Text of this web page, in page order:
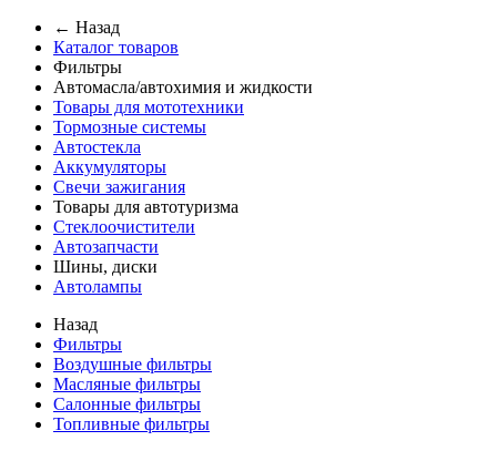
← Назад
Каталог товаров
Фильтры
Автомасла/автохимия и жидкости
Товары для мототехники
Тормозные системы
Автостекла
Аккумуляторы
Свечи зажигания
Товары для автотуризма
Стеклоочистители
Автозапчасти
Шины, диски
Автолампы
Назад
Фильтры
Воздушные фильтры
Масляные фильтры
Салонные фильтры
Топливные фильтры